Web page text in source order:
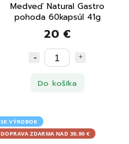
Medveď Natural Gastro
pohoda 60kapsúl 41g
20 €
Do košíka
SK VÝROBOK
DOPRAVA ZDARMA NAD 39,90 €